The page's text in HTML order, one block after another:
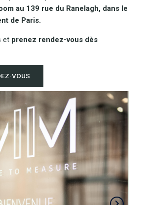
au 139 rue du Ranelagh, dans le
de Paris.
et prenez rendez-vous dès
VOUS